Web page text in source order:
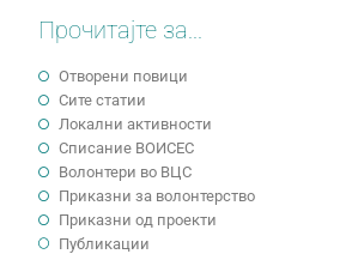
Прочитајте за...
Отворени повици
Сите статии
Локални активности
Cписание ВОИСЕС
Волонтери во ВЦС
Приказни за волонтерство
Приказни од проекти
Публикации